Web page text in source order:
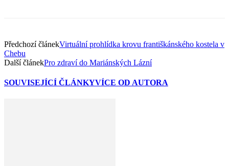
Předchozí článekVirtuální prohlídka krovu františkánského kostela v
Chebu
Další článekPro zdraví do Mariánských Lázní
SOUVISEJÍCÍ ČLÁNKYVÍCE OD AUTORA